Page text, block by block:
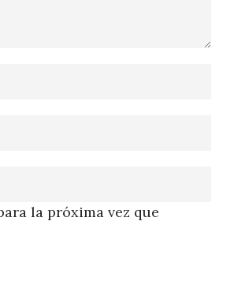
la próxima vez que